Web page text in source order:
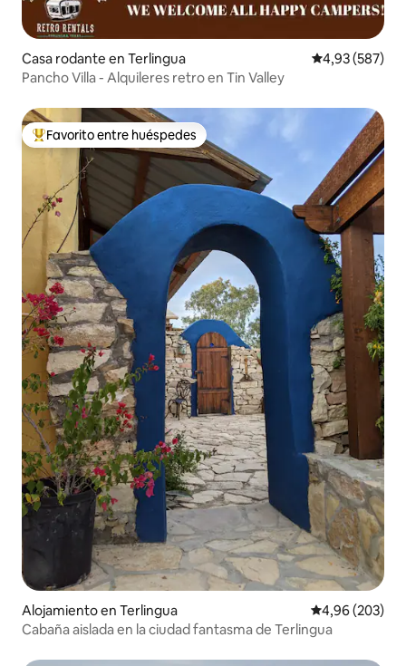
Casa rodante en Terlingua Calificación
4,93 (587)
Pancho Villa - Alquileres retro en Tin Valley
Favorito entre los huéspedes más destacados
Favorito entre huéspedes
Alojamiento en Terlingua Calificación
4,96 (203)
Cabaña aislada en la ciudad fantasma de Terlingua